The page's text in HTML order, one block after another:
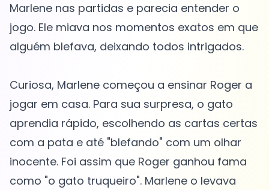
Marlene nas partidas e parecia entender o
jogo. Ele miava nos momentos exatos em que
alguém blefava, deixando todos intrigados.
Curiosa, Marlene começou a ensinar Roger a
jogar em casa. Para sua surpresa, o gato
aprendia rápido, escolhendo as cartas certas
com a pata e até "blefando" com um olhar
inocente. Foi assim que Roger ganhou fama
como "o gato truqueiro". Marlene o levava